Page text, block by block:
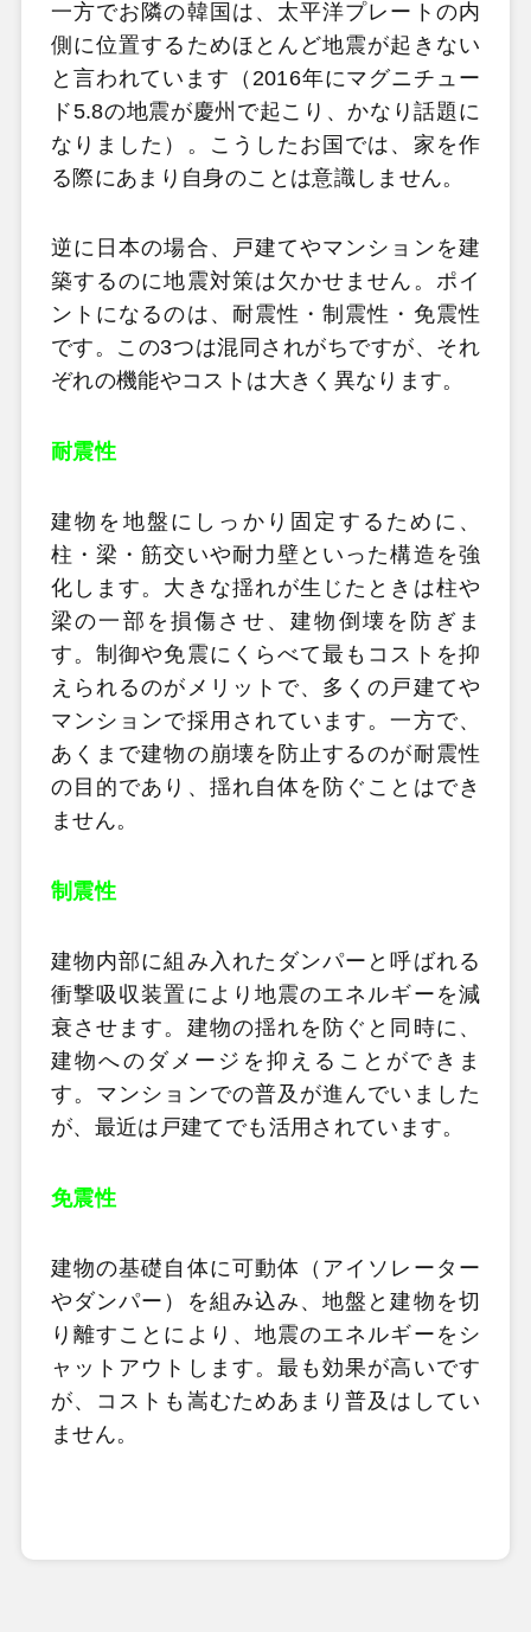
一方でお隣の韓国は、太平洋プレートの内
側に位置するためほとんど地震が起きない
と言われています（2016年にマグニチュー
ド5.8の地震が慶州で起こり、かなり話題に
なりました）。こうしたお国では、家を作
る際にあまり自身のことは意識しません。
逆に日本の場合、戸建てやマンションを建
築するのに地震対策は欠かせません。ポイ
ントになるのは、耐震性・制震性・免震性
です。この3つは混同されがちですが、それ
ぞれの機能やコストは大きく異なります。
耐震性
建物を地盤にしっかり固定するために、
柱・梁・筋交いや耐力壁といった構造を強
化します。大きな揺れが生じたときは柱や
梁の一部を損傷させ、建物倒壊を防ぎま
す。制御や免震にくらべて最もコストを抑
えられるのがメリットで、多くの戸建てや
マンションで採用されています。一方で、
あくまで建物の崩壊を防止するのが耐震性
の目的であり、揺れ自体を防ぐことはでき
ません。
制震性
建物内部に組み入れたダンパーと呼ばれる
衝撃吸収装置により地震のエネルギーを減
衰させます。建物の揺れを防ぐと同時に、
建物へのダメージを抑えることができま
す。マンションでの普及が進んでいました
が、最近は戸建てでも活用されています。
免震性
建物の基礎自体に可動体（アイソレーター
やダンパー）を組み込み、地盤と建物を切
り離すことにより、地震のエネルギーをシ
ャットアウトします。最も効果が高いです
が、コストも嵩むためあまり普及はしてい
ません。